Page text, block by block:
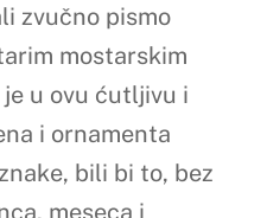
zvučno pismo
mostarskim
u ovu ćutljivu i
i ornamenta
bili bi to, bez
meseca i